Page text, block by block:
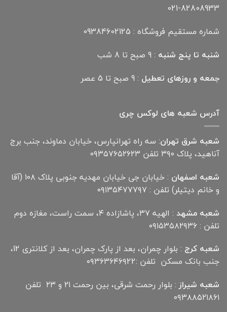
021-82808933
شماره مستقیم فروشگاه : 09384602125
شنبه تا پنج شنبه : 9 صبح تا 8 شب
جمعه و روزهای تعطیل : 9 صبح تا 5 عصر
آدرس شعبه های لوکس چری
شعبه شرق تهران: سه راه تهرانپارس، خیابان دماوند، جنب برج
آناهید، پلاک ۳۹۰ تلفن ۰۹۳۵۷۶۵۲۶۲۳
شعبه اصفهان
: خیابان جی خیابان مهدیه جنوبی پلاک ۱۰۸ (آقا
و خانم دیتیلر) تلفن : ۰۹۱۳۵۴۷۷۷۹۷
شعبه مشهد
: الهیه ۳۷، پاشازاده ۴، سمت راست، مغازه دوم
تلفن : ۰۹۱۵۳۵۸۲۹۳۶
شعبه کرج
: بلوار چمران، بعد از پارک چمران، بعد از کلانتری 12،
جنب بانک مسکن تلفن :۰۹۳۶۳۶۴۶۹22
شعبه شیراز
: بلوار رحمت شرقی، بین رحمت ۲۱ و ۲۳ تلفن
۰۹۳۸۸۵۲۱۸۶۱